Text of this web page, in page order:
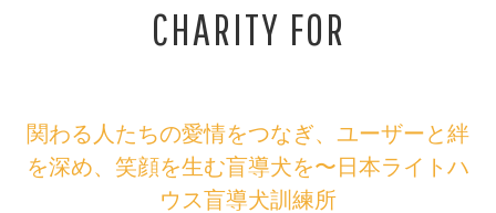
CHARITY FOR
関わる人たちの愛情をつなぎ、ユーザーと絆
を深め、笑顔を生む盲導犬を〜日本ライトハ
ウス盲導犬訓練所